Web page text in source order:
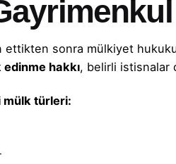
ettikten sonra mülkiyet
hakkı, belirli istisnalar
mülk türleri: